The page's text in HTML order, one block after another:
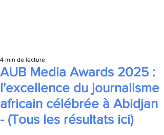
AUB Media Awards 2025 :
l'excellence du journalisme
africain célébrée à Abidjan
- (Tous les résultats ici)
4 min de lecture